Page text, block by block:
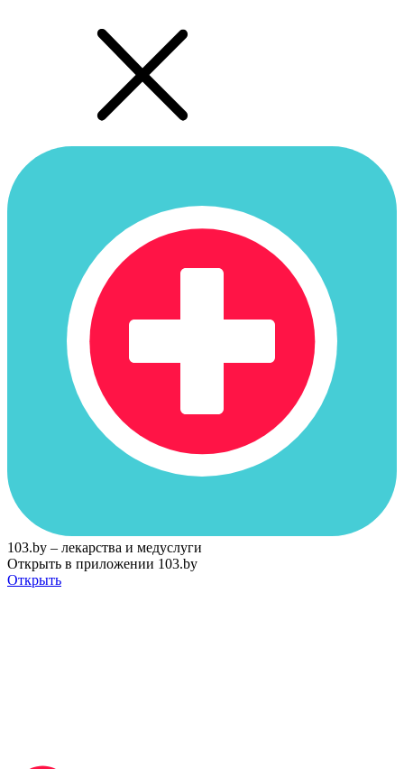
103.by – лекарства и медуслуги
Открыть в приложении 103.by
Открыть